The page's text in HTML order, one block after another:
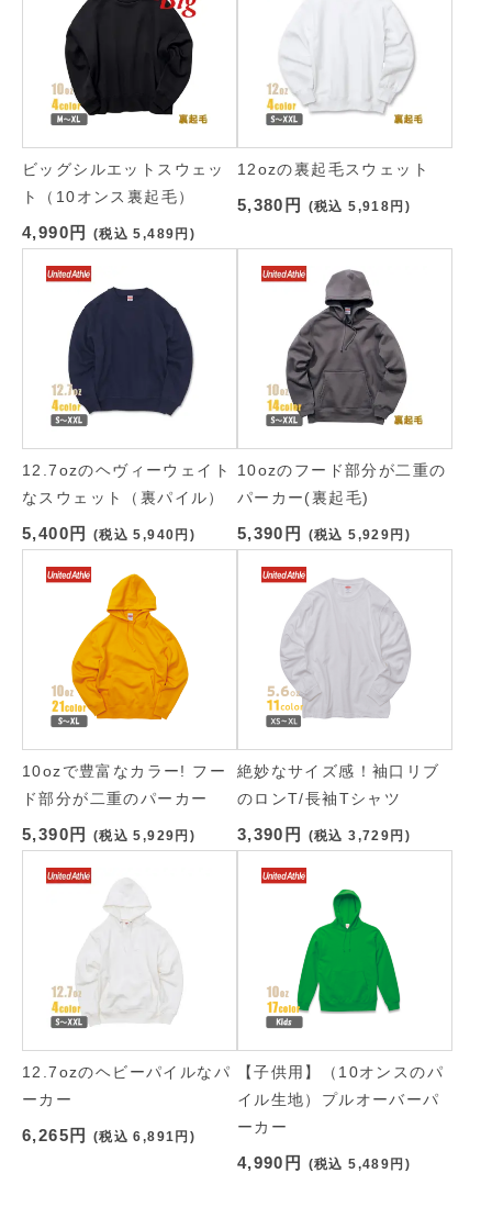
ビッグシルエットスウェッ
ト（10オンス裏起毛）
4,990円 (税込5,489円 )
12ozの裏起毛スウェット
5,380円 (税込5,918円 )
12.7ozのヘヴィーウェイト
なスウェット（裏パイル）
5,400円 (税込5,940円 )
10ozのフード部分が二重の
パーカー(裏起毛)
5,390円 (税込5,929円 )
10ozで豊富なカラー! フー
ド部分が二重のパーカー
5,390円 (税込5,929円 )
絶妙なサイズ感！袖口リブ
のロンT/長袖Tシャツ
3,390円 (税込3,729円 )
12.7ozのヘビーパイルなパ
ーカー
6,265円 (税込6,891円 )
【子供用】（10オンスのパ
イル生地）プルオーバーパ
ーカー
4,990円 (税込5,489円 )